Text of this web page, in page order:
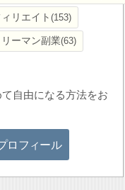
リエイト 153
ーマン副業 63
自由になる方法をお
ロフィール